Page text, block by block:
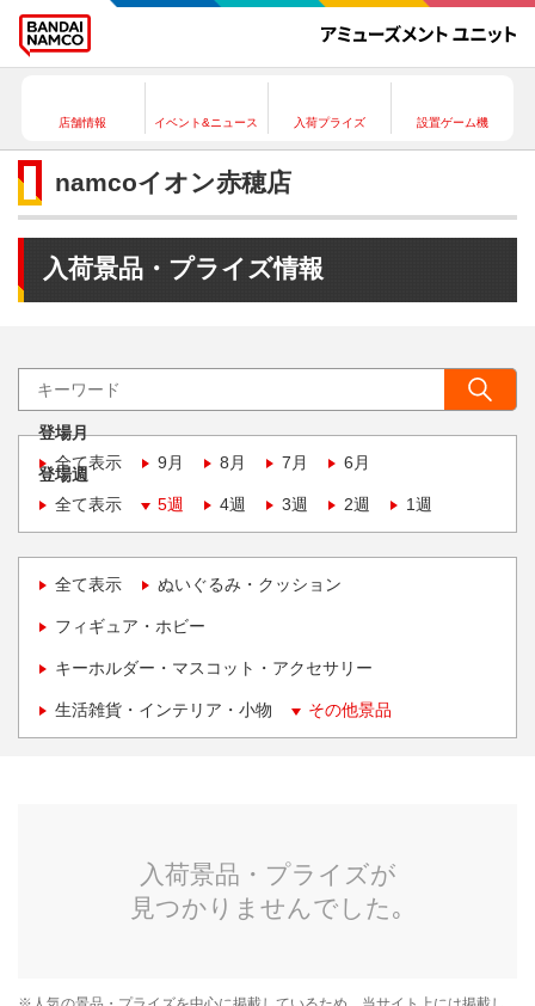
店舗情報 イベント&ニュース 入荷プライズ 設置ゲーム機
namcoイオン赤穂店
入荷景品・プライズ情報
登場月
全て表示
9月 8月 7月 6月
登場週
全て表示
5週 4週 3週 2週 1週
全て表示 ぬいぐるみ・クッション
フィギュア・ホビー
キーホルダー・マスコット・アクセサリー
生活雑貨・インテリア・小物 その他景品